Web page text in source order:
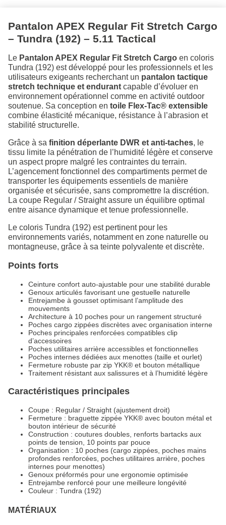
Pantalon APEX Regular Fit Stretch Cargo
– Tundra (192) – 5.11 Tactical
Le Pantalon APEX Regular Fit Stretch Cargo en coloris
Tundra (192) est développé pour les professionnels et les
utilisateurs exigeants recherchant un pantalon tactique
stretch technique et endurant capable d’évoluer en
environnement opérationnel comme en activité outdoor
soutenue. Sa conception en toile Flex-Tac® extensible
combine élasticité mécanique, résistance à l’abrasion et
stabilité structurelle.
Grâce à sa finition déperlante DWR et anti-taches, le
tissu limite la pénétration de l’humidité légère et conserve
un aspect propre malgré les contraintes du terrain.
L’agencement fonctionnel des compartiments permet de
transporter les équipements essentiels de manière
organisée et sécurisée, sans compromettre la discrétion.
La coupe Regular / Straight assure un équilibre optimal
entre aisance dynamique et tenue professionnelle.
Le coloris Tundra (192) est pertinent pour les
environnements variés, notamment en zone naturelle ou
montagneuse, grâce à sa teinte polyvalente et discrète.
Points forts
Ceinture confort auto-ajustable pour une stabilité durable
Genoux articulés favorisant une gestuelle naturelle
Entrejambe à gousset optimisant l’amplitude des
mouvements
Architecture à 10 poches pour un rangement structuré
Poches cargo zippées discrètes avec organisation interne
Poches principales renforcées compatibles clip
d’accessoires
Poches utilitaires arrière accessibles et fonctionnelles
Poches internes dédiées aux menottes (taille et ourlet)
Fermeture robuste par zip YKK® et bouton métallique
Traitement résistant aux salissures et à l’humidité légère
Caractéristiques principales
Coupe : Regular / Straight (ajustement droit)
Fermeture : braguette zippée YKK® avec bouton métal et
bouton intérieur de sécurité
Construction : coutures doubles, renforts bartacks aux
points de tension, 10 points par pouce
Organisation : 10 poches (cargo zippées, poches mains
profondes renforcées, poches utilitaires arrière, poches
internes pour menottes)
Genoux préformés pour une ergonomie optimisée
Entrejambe renforcé pour une meilleure longévité
Couleur : Tundra (192)
MATÉRIAUX